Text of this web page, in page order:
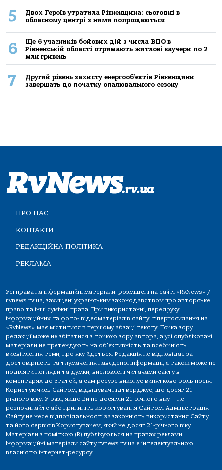
5
Двох Героїв утратила Рівненщина: сьогодні в
обласному центрі з ними попрощаються
6
Ще 6 учасників бойових дій з числа ВПО в
Рівненській області отримають житлові ваучери по 2
млн гривень
7
Другий рівень захисту енергооб’єктів Рівненщини
завершать до початку опалювального сезону
ПРО НАС
КОНТАКТИ
РЕДАКЦІЙНА ПОЛІТИКА
РЕКЛАМА
Усі права на інформаційні матеріали, розміщені на сайті «RvNews» /
rvnews.rv.ua, захищені українським законодавством про авторське
право та інші суміжні права. При використанні, передруку
інформаційних та фото-,відеоматеріалів сайту, гіперпосилання на
«RvNews» має міститися в першому абзаці тексту. Точка зору
редакції може не збігатися з точкою зору автора, а усі опубліковані
матеріали не претендують на об'єктивність та всебічність
висвітлення теми, про яку йдеться. Редакція не відповідає за
достовірність та тлумачення наведеної інформації, а також може не
поділяти погляди та думки, висловлені читачами сайту в
коментарях до статей, а сам ресурс виконує винятково роль носія.
Користуючись Сайтом, відвідувач підтверджує, що досяг 21-
річного віку. У разі, якщо Ви не досягли 21-річного віку — не
розпочинайте або припиніть користування Сайтом. Адміністрація
Сайту не несе відповідальності за законність використання Сайту
та його сервісів Користувачем, який не досяг 21-річного віку.
Матеріали з поміткою (R) публікуються на правах реклами.
Інформаційні матеріали сайту rvnews.rv.ua є інтелектуальною
власністю інтернет-ресурсу.